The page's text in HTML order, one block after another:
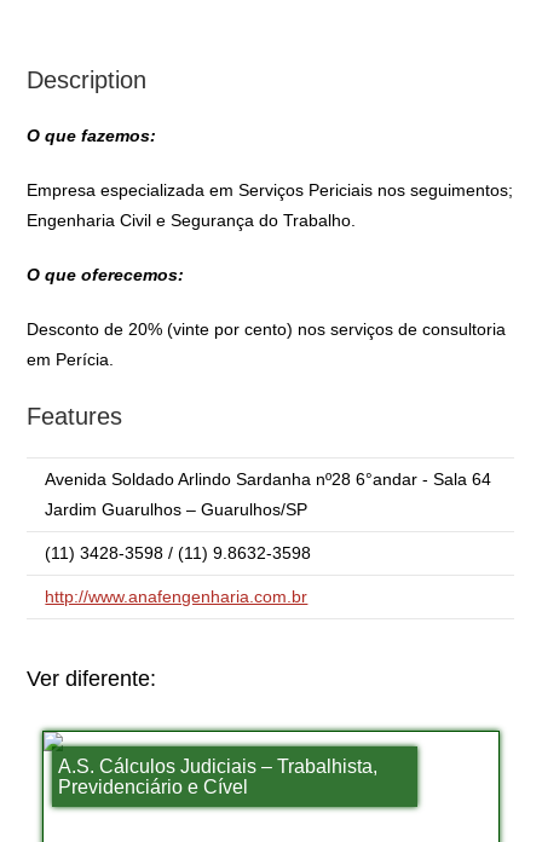
Description
O que fazemos:
Empresa especializada em Serviços Periciais nos seguimentos;
Engenharia Civil e Segurança do Trabalho.
O que oferecemos:
Desconto de 20% (vinte por cento) nos serviços de consultoria
em Perícia.
Features
Avenida Soldado Arlindo Sardanha nº28 6°andar - Sala 64
Jardim Guarulhos – Guarulhos/SP
(11) 3428-3598 / (11) 9.8632-3598
http://www.anafengenharia.com.br
Ver diferente:
A.S. Cálculos Judiciais – Trabalhista,
Previdenciário e Cível